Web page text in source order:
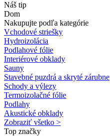
Náš tip
Dom
Nakupujte podľa kategórie
Vchodové striešky
Hydroizolácia
Podlahové fólie
Interiérové obklady
Sauny
Stavebné puzdrá a skryté zárubne
Schody a výlezy
Termoizolačné fólie
Podlahy
Akustické obklady
Zobraziť všetko >
Top značky